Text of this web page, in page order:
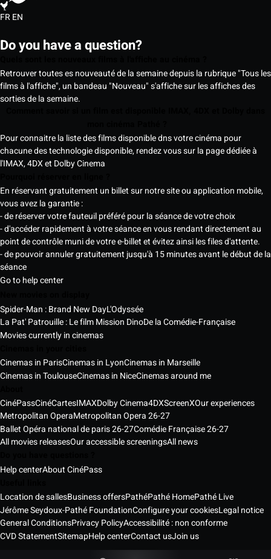
FREN
Do you have a question?
Retrouver toutes es nouveauté de la semaine depuis la rubrique "Tous les
films à l'affiche", un bandeau "Nouveau" s'affiche sur les affiches des
sorties de la semaine.
Pour connaitre la liste des films disponible dns votre cinéma pour
chacune des technologie disponible, rendez vous sur la page dédiée à
l'IMAX, 4DX et Dolby Cinema
En réservant gratuitement un billet sur notre site ou application mobile,
vous avez la garantie :
- de réserver votre fauteuil préféré pour la séance de votre choix
- d'accéder rapidement à votre séance en vous rendant directement au
point de contrôle muni de votre e-billet et évitez ainsi les files d'attente.
- de pouvoir annuler gratuitement jusqu'à 15 minutes avant le début de la
séance
Go to help center
Spider-Man : Brand New DayL'Odyssée
La Pat' Patrouille : Le film Mission DinoDe la Comédie-Française
Movies currently in cinemas
Cinemas in ParisCinemas in LyonCinemas in Marseille
Cinemas in ToulouseCinemas in NiceCinemas around me
CinéPassCinéCartesIMAXDolby Cinema4DXScreenXOur experiences
Metropolitan OperaMetropolitan Opera 26-27
Ballet Opéra national de paris 26-27Comédie Française 26-27
All movies releasesOur accessible screeningsAll news
Help centerAbout CinéPass
Location de sallesBusiness offersPathéPathé HomePathé Live
Jérôme Seydoux-Pathé FoundationConfigure your cookiesLegal notice
General ConditionsPrivacy PolicyAccessibilité : non conforme
CVD StatementSitemapHelp centerContact usJoin us